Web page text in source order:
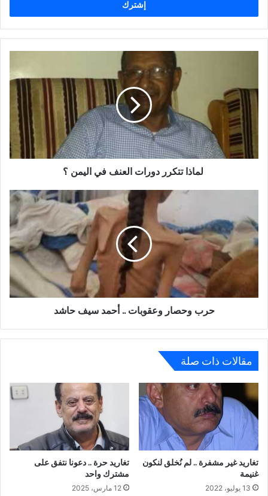
العنف
في
اليمن
لماذا تتكرر دورات العنف في اليمن ؟
وعقوبات
..
أحمد
سيف
حرب وحصار وعقوبات .. أحمد سيف حاشد
مقالات ذات صلة
تغاريد غير مشفرة .. لم نُخلق لنكون
غنيمة
13 يوليو، 2022
تغاريد حرة .. دعونا نتفق على
مشترك واحد
12 مارس، 2025